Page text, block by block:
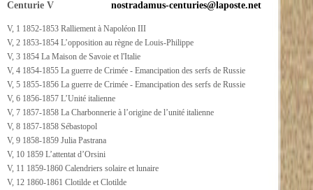
Centurie V
V, 1 1852-1853 Ralliement à Napoléon III
V, 2 1853-1854 L’opposition au règne de Louis-Philippe
V, 3 1854 La Maison de Savoie et l'Italie
V, 4 1854-1855 La guerre de Crimée - Emancipation des serfs de Russie
V, 5 1855-1856 La guerre de Crimée - Emancipation des serfs de Russie
V, 6 1856-1857 L’Unité italienne
V, 7 1857-1858 La Charbonnerie à l’origine de l’unité italienne
V, 8 1857-1858 Sébastopol
V, 9 1858-1859 Julia Pastrana
V, 10 1859 L’attentat d’Orsini
V, 11 1859-1860 Calendriers solaire et lunaire
V, 12 1860-1861 Clotilde et Clotilde
nostradamus-centuries@laposte.net